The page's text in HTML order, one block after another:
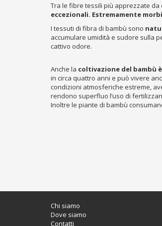
Tra le fibre tessili più apprezzate da
eccezionali. Estremamente
I tessuti di fibra di bambù sono
accumulare umidità e sudore sulla
cattivo odore.
Anche la coltivazione del bambù
in circa quattro anni e può vivere
condizioni atmosferiche estreme,
rendono superfluo l’uso di
Inoltre le piante di bambù
Chi siamo
Dove siamo
Contatti